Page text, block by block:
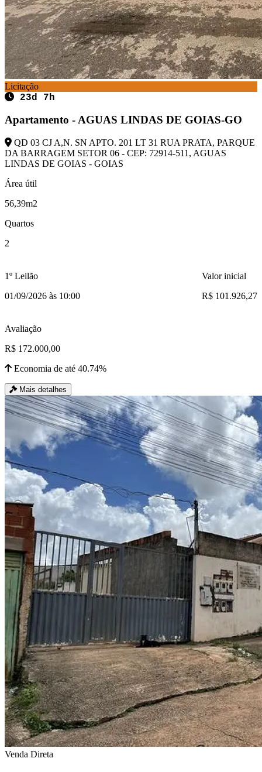
Licitação
23d 7h
Apartamento - AGUAS LINDAS DE GOIAS-GO
QD 03 CJ A,N. SN APTO. 201 LT 31 RUA PRATA, PARQUE
DA BARRAGEM SETOR 06 - CEP: 72914-511, AGUAS
LINDAS DE GOIAS - GOIAS
Área útil
56,39m2
Quartos
2
1º Leilão
01/09/2026 às 10:00
Valor inicial
R$ 101.926,27
Avaliação
R$ 172.000,00
Economia de até 40.74%
Mais detalhes
Venda Direta